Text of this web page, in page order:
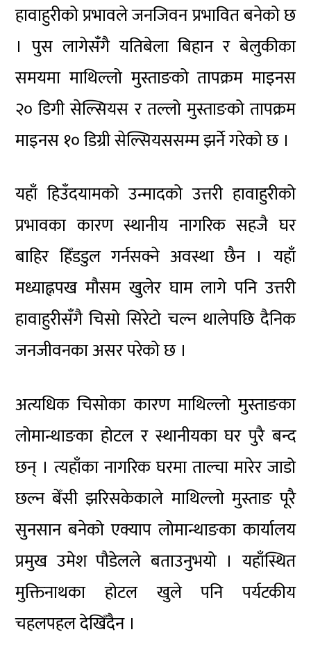
हावाहुरीको प्रभावले जनजिवन प्रभावित बनेको छ
। पुस लागेसँगै यतिबेला बिहान र बेलुकीका
समयमा माथिल्लो मुस्ताङको तापक्रम माइनस
२० डिगी सेल्सियस र तल्लो मुस्ताङको तापक्रम
माइनस १० डिग्री सेल्सियससम्म झर्ने गरेको छ ।
यहाँ हिउँदयामको उन्मादको उत्तरी हावाहुरीको
प्रभावका कारण स्थानीय नागरिक सहजै घर
बाहिर हिँडडुल गर्नसक्ने अवस्था छैन । यहाँ
मध्याह्नपख मौसम खुलेर घाम लागे पनि उत्तरी
हावाहुरीसँगै चिसो सिरेटो चल्न थालेपछि दैनिक
जनजीवनका असर परेको छ ।
अत्यधिक चिसोका कारण माथिल्लो मुस्ताङका
लोमान्थाङका होटल र स्थानीयका घर पुरै बन्द
छन् । त्यहाँका नागरिक घरमा ताल्चा मारेर जाडो
छल्न बेँसी झरिसकेकाले माथिल्लो मुस्ताङ पूरै
सुनसान बनेको एक्याप लोमान्थाङका कार्यालय
प्रमुख उमेश पौडेलले बताउनुभयो । यहाँस्थित
मुक्तिनाथका होटल खुले पनि पर्यटकीय
चहलपहल देखिँदैन ।